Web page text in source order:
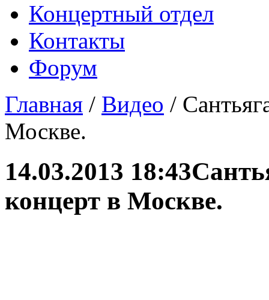
Концертный отдел
Контакты
Форум
Главная / Видео /
Москве.
14.03.2013 18:43
концерт в Москве.